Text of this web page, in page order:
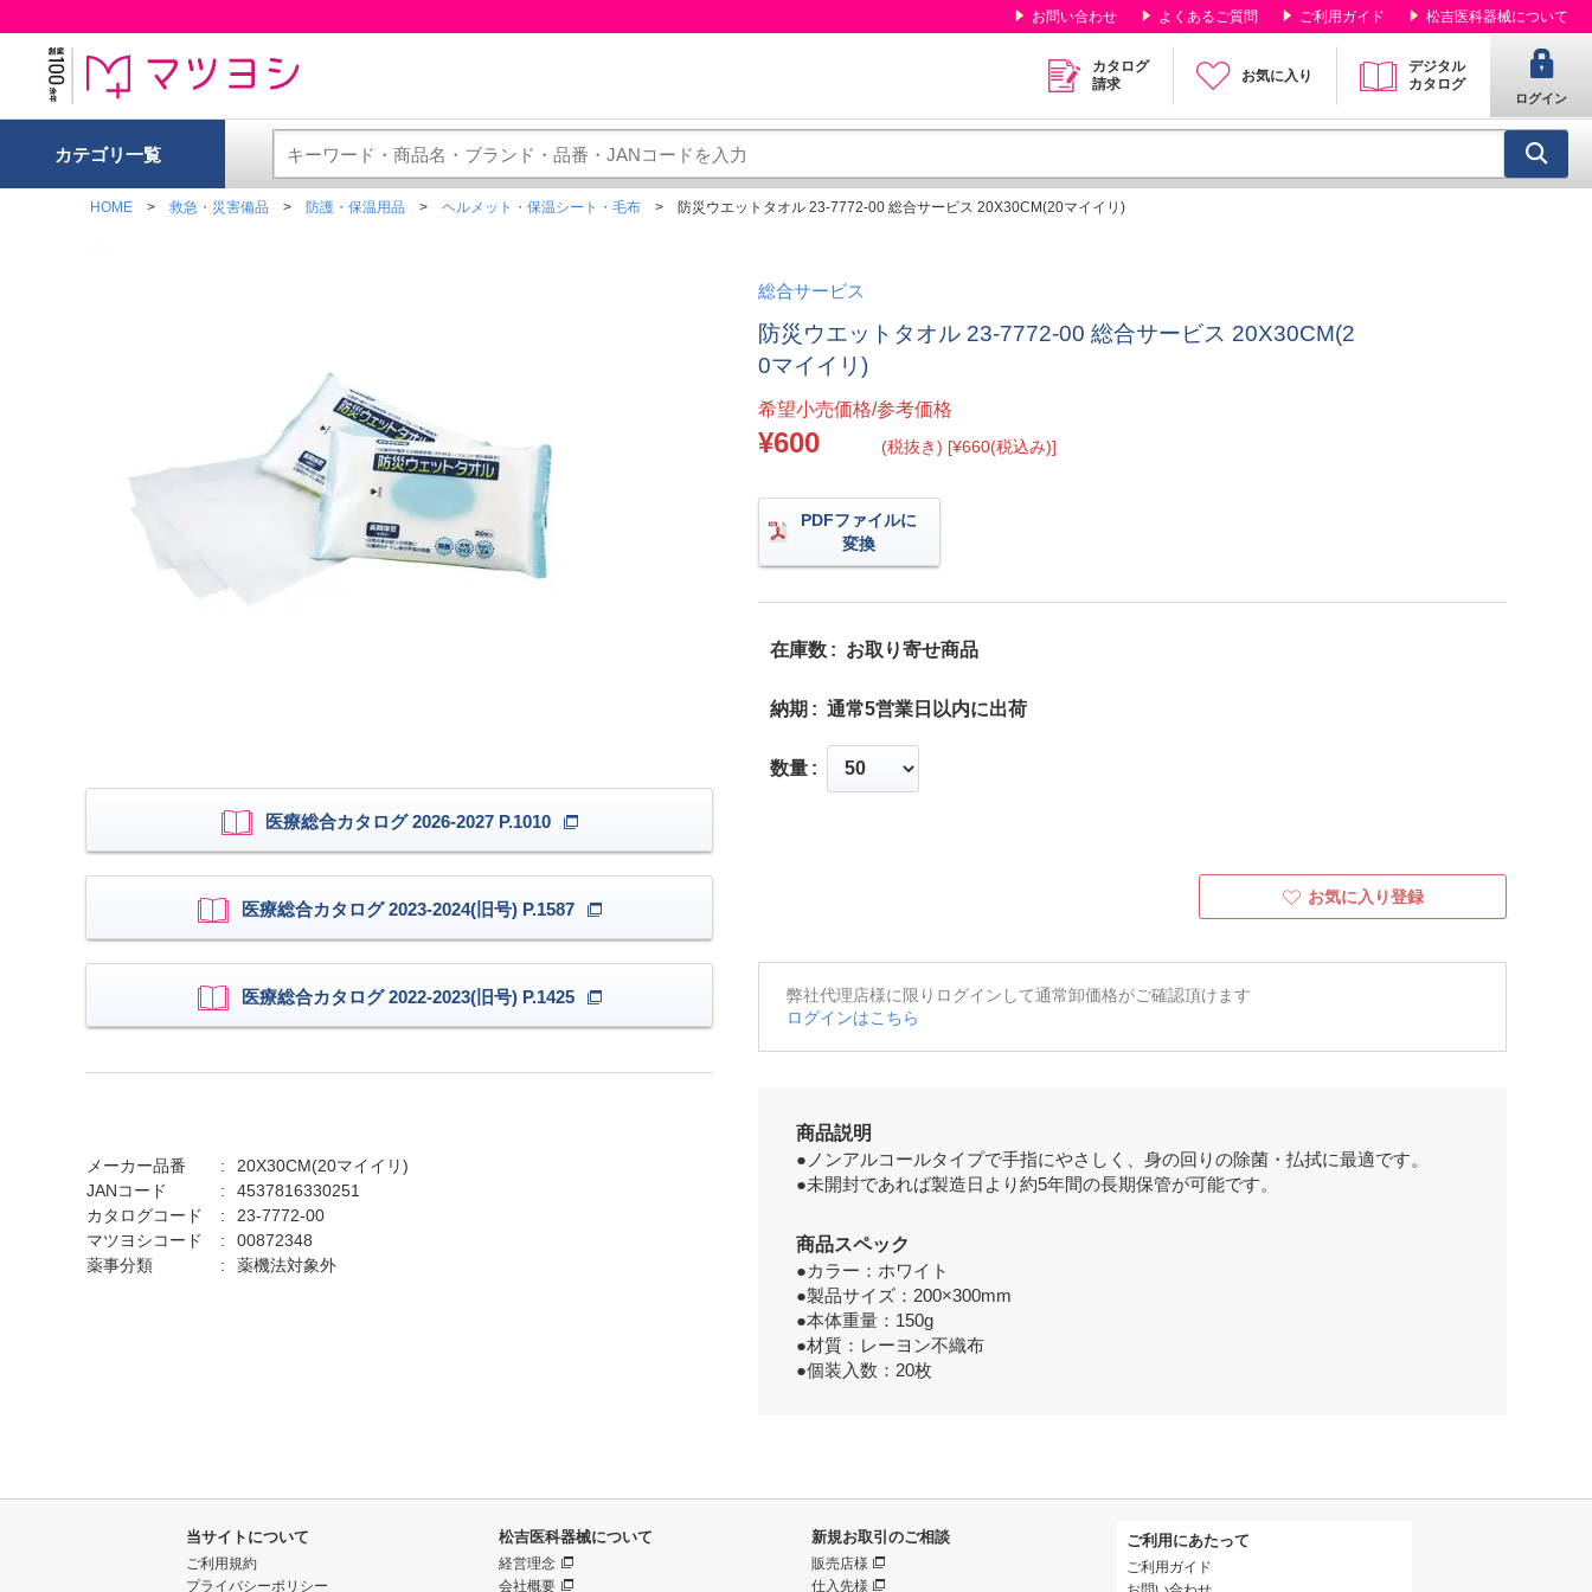
お問い合わせ よくあるご質問 ご利用ガイド 松吉医科器械について
カタログ
請求
お気に入り
デジタル
カタログ
ログイン
カテゴリ一覧
HOME 救急・災害備品 防護・保温用品 ヘルメット・保温シート・毛布 防災ウエットタオル 23-7772-00 総合サービス 20X30CM(20マイイリ)
医療総合カタログ 2026-2027 P.1010
医療総合カタログ 2023-2024(旧号) P.1587
医療総合カタログ 2022-2023(旧号) P.1425
メーカー品番
20X30CM(20マイイリ)
JANコード
4537816330251
カタログコード
23-7772-00
マツヨシコード
00872348
薬事分類
薬機法対象外
総合サービス
防災ウエットタオル 23-7772-00 総合サービス 20X30CM(2
0マイイリ)
希望小売価格/参考価格
¥600 (税抜き) [¥660(税込み)]
PDFファイルに
変換
在庫数 お取り寄せ商品
納期 通常5営業日以内に出荷
数量
お気に入り登録
弊社代理店様に限りログインして通常卸価格がご確認頂けます
ログインはこちら
商品説明
●ノンアルコールタイプで手指にやさしく、身の回りの除菌・払拭に最適です。
●未開封であれば製造日より約5年間の長期保管が可能です。
商品スペック
●カラー：ホワイト
●製品サイズ：200×300mm
●本体重量：150g
●材質：レーヨン不織布
●個装入数：20枚
当サイトについて
ご利用規約
プライバシーポリシー
松吉医科器械について
経営理念
会社概要
新規お取引のご相談
販売店様
仕入先様
ご利用にあたって
ご利用ガイド